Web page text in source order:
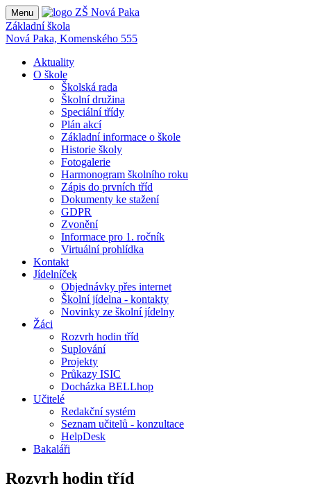
Menu
Základní škola
Nová Paka, Komenského 555
Aktuality
O škole
Školská rada
Školní družina
Speciální třídy
Plán akcí
Základní informace o škole
Historie školy
Fotogalerie
Harmonogram školního roku
Zápis do prvních tříd
Dokumenty ke stažení
GDPR
Zvonění
Informace pro 1. ročník
Virtuální prohlídka
Kontakt
Jídelníček
Objednávky přes internet
Školní jídelna - kontakty
Novinky ze školní jídelny
Žáci
Rozvrh hodin tříd
Suplování
Projekty
Průkazy ISIC
Docházka BELLhop
Učitelé
Redakční systém
Seznam učitelů - konzultace
HelpDesk
Bakaláři
Rozvrh hodin tříd